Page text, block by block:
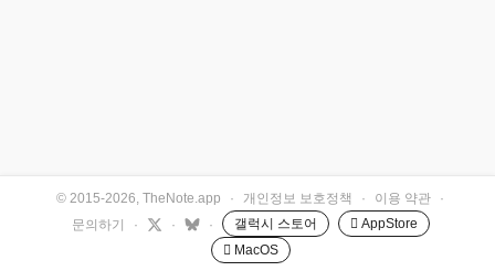
© 2015-2026, TheNote.app · 개인정보 보호정책 · 이용 약관
·
문의하기
· · · 갤럭시 스토어
 AppStore
 MacOS